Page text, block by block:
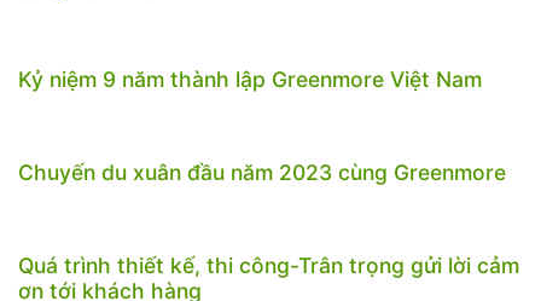
Kỷ niệm 9 năm thành lập Greenmore Việt Nam
Chuyến du xuân đầu năm 2023 cùng Greenmore
Quá trình thiết kế, thi công-Trân trọng gửi lời cảm
ơn tới khách hàng